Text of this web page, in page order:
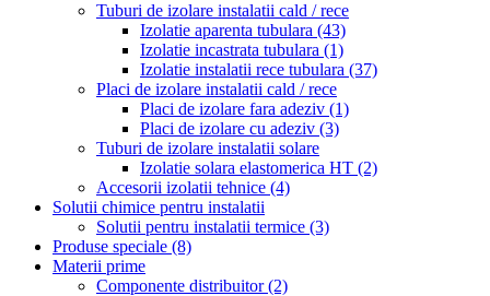
Tuburi de izolare instalatii cald / rece
Izolatie aparenta tubulara (43)
Izolatie incastrata tubulara (1)
Izolatie instalatii rece tubulara (37)
Placi de izolare instalatii cald / rece
Placi de izolare fara adeziv (1)
Placi de izolare cu adeziv (3)
Tuburi de izolare instalatii solare
Izolatie solara elastomerica HT (2)
Accesorii izolatii tehnice (4)
Solutii chimice pentru instalatii
Solutii pentru instalatii termice (3)
Produse speciale (8)
Materii prime
Componente distribuitor(2)